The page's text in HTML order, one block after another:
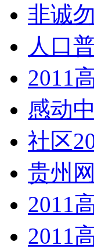
非诚
人口
2011
感动
社区
贵州
2011
2011